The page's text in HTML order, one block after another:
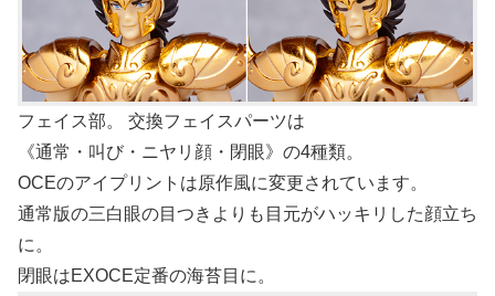
フェイス部。 交換フェイスパーツは
《通常・叫び・ニヤリ顔・閉眼》の4種類。
OCEのアイプリントは原作風に変更されています。
通常版の三白眼の目つきよりも目元がハッキリした顔立ち
に。
閉眼はEXOCE定番の海苔目に。